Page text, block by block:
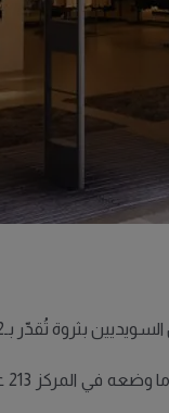
واحتلت المركز 199 عالمياً.